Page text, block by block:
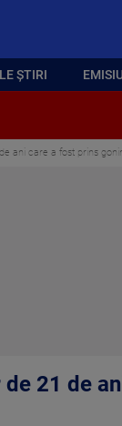
ȘTIRI
ani care a fost prins
21 de